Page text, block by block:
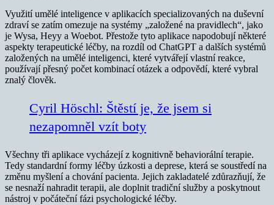
Využití umělé inteligence v aplikacích specializovaných na duševní
zdraví se zatím omezuje na systémy „založené na pravidlech“, jako
je Wysa, Heyy a Woebot. Přestože tyto aplikace napodobují některé
aspekty terapeutické léčby, na rozdíl od ChatGPT a dalších systémů
založených na umělé inteligenci, které vytvářejí vlastní reakce,
používají přesný počet kombinací otázek a odpovědí, které vybral
znalý člověk.
Cyril Höschl: Štěstí je, že jsem si
nezapomněl vzít boty
Všechny tři aplikace vycházejí z kognitivně behaviorální terapie.
Tedy standardní formy léčby úzkosti a deprese, která se soustředí na
změnu myšlení a chování pacienta. Jejich zakladatelé zdůrazňují, že
se nesnaží nahradit terapii, ale doplnit tradiční služby a poskytnout
nástroj v počáteční fázi psychologické léčby.